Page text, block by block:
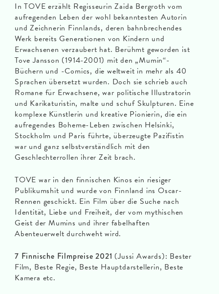
In TOVE erzählt Regisseurin Zaida Bergroth vom
aufregenden Leben der wohl bekanntesten Autorin
und Zeichnerin Finnlands, deren bahnbrechendes
Werk bereits Generationen von Kindern und
Erwachsenen verzaubert hat. Berühmt geworden ist
Tove Jansson (1914-2001) mit den „Mumin“-
Büchern und -Comics, die weltweit in mehr als 40
Sprachen übersetzt wurden. Doch sie schrieb auch
Romane für Erwachsene, war politische Illustratorin
und Karikaturistin, malte und schuf Skulpturen. Eine
komplexe Künstlerin und kreative Pionierin, die ein
aufregendes Boheme-Leben zwischen Helsinki,
Stockholm und Paris führte, überzeugte Pazifistin
war und ganz selbstverständlich mit den
Geschlechterrollen ihrer Zeit brach.
TOVE war in den finnischen Kinos ein riesiger
Publikumshit und wurde von Finnland ins Oscar-
Rennen geschickt. Ein Film über die Suche nach
Identität, Liebe und Freiheit, der vom mythischen
Geist der Mumins und ihrer fabelhaften
Abenteuerwelt durchweht wird.
7 Finnische Filmpreise 2021 (Jussi Awards): Bester
Film, Beste Regie, Beste Hauptdarstellerin, Beste
Kamera etc.